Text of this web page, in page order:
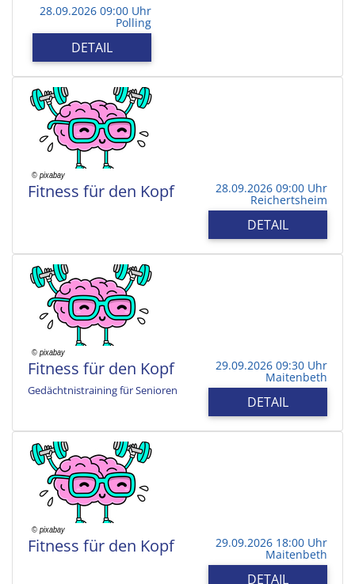
28.09.2026 09:00 Uhr
Polling
DETAIL
Fitness für den Kopf 28.09.2026 09:00 Uhr
Reichertsheim
DETAIL
Fitness für den Kopf
Gedächtnistraining für Senioren
29.09.2026 09:30 Uhr
Maitenbeth
DETAIL
Fitness für den Kopf 29.09.2026 18:00 Uhr
Maitenbeth
DETAIL